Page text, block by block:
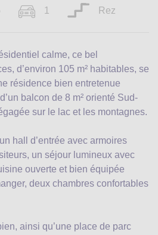
1 Rez
calme, ce bel
d’environ 105 m² habitables, se
résidence bien entretenue
balcon de 8 m² orienté Sud-
sur le lac et les montagnes.
hall d’entrée avec armoires
un séjour lumineux avec
ouverte et bien équipée
deux chambres confortables
ainsi qu’une place de parc